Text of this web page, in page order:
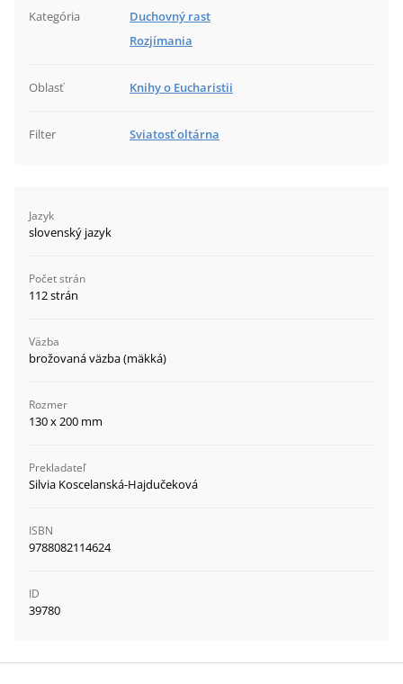
Kategória
Duchovný rast
Rozjímania
Oblasť Knihy o Eucharistii
Filter Sviatosť oltárna
Jazyk
slovenský jazyk
Počet strán
112 strán
Väzba
brožovaná väzba (mäkká)
Rozmer
130 x 200 mm
Prekladateľ
Silvia Koscelanská-Hajdučeková
ISBN
9788082114624
ID
39780